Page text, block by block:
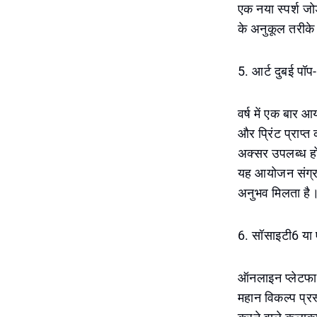
एक नया स्पर्श
के अनुकूल तरीके
5. आर्ट दुबई
वर्ष में एक बार
और प्रिंट
अक्सर उपलब्ध
यह आयोजन
अनुभव मिलता
6. सॉसाइटी6
ऑनलाइन
महान विकल्प